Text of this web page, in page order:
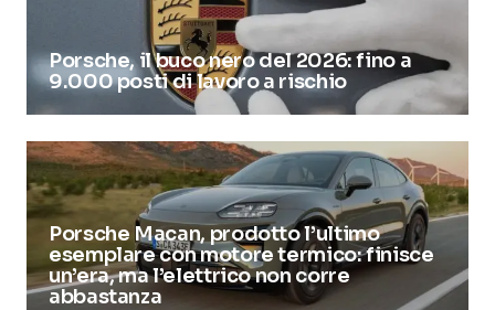
Porsche, il buco nero del 2026: fino a
9.000 posti di lavoro a rischio
Porsche Macan, prodotto l’ultimo
esemplare con motore termico: finisce
un’era, ma l’elettrico non corre
abbastanza